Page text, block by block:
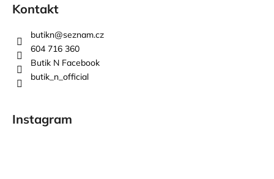
Kontakt
butikn@seznam.cz
604 716 360
Butik N Facebook
butik_n_official
Instagram